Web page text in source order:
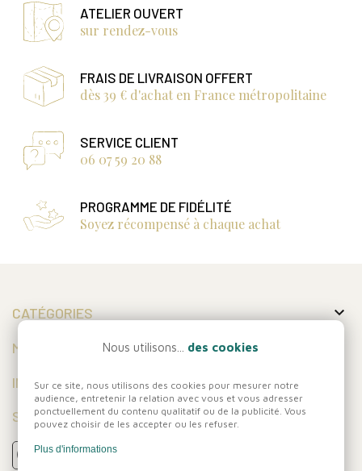
ATELIER OUVERT
sur rendez-vous
FRAIS DE LIVRAISON OFFERT
dès 39 € d'achat en France métropolitaine
SERVICE CLIENT
06 07 59 20 88
PROGRAMME DE FIDÉLITÉ
Soyez récompensé à chaque achat
CATÉGORIES 
MON COMPTE
INFORMATIONS
SUIVEZ-NOUS
Nous utilisons... des cookies
Sur ce site, nous utilisons des cookies pour mesurer notre
audience, entretenir la relation avec vous et vous adresser
ponctuellement du contenu qualitatif ou de la publicité. Vous
pouvez choisir de les accepter ou les refuser.
Plus d'informations